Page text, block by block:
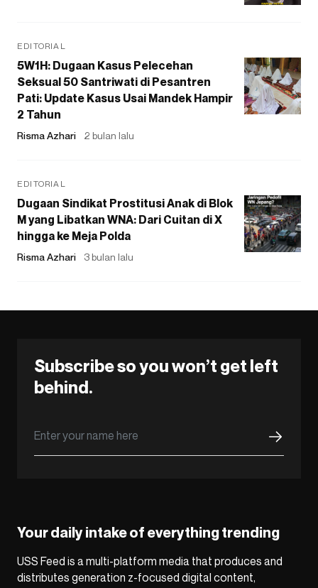
EDITORIAL
5W1H: Dugaan Kasus Pelecehan
Seksual 50 Santriwati di Pesantren
Pati: Update Kasus Usai Mandek Hampir
2 Tahun
Risma Azhari 2 bulan lalu
EDITORIAL
Dugaan Sindikat Prostitusi Anak di Blok
M yang Libatkan WNA: Dari Cuitan di X
hingga ke Meja Polda
Risma Azhari 3 bulan lalu
Subscribe so you won’t get left
behind.
Your daily intake of everything trending
USS Feed is a multi-platform media that produces and
distributes generation z-focused digital content,